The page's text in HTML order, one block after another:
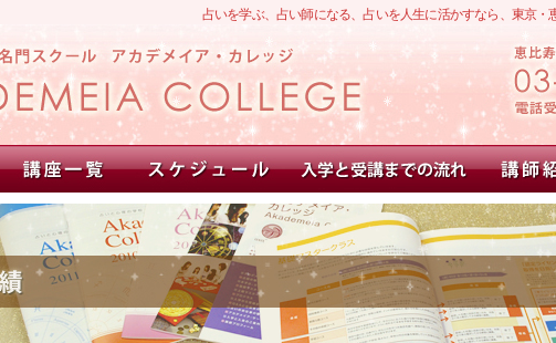
占いを学ぶ、占い師になる、占いを人生に活かすなら、東京